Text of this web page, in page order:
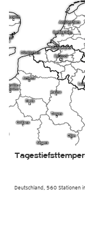
Deutschland, 560 Stationen